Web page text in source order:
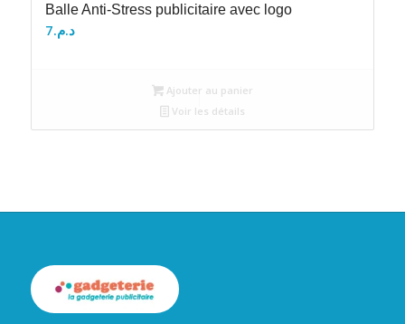
Balle Anti-Stress publicitaire avec logo
د.م.7
Ajouter au panier
Voir les détails